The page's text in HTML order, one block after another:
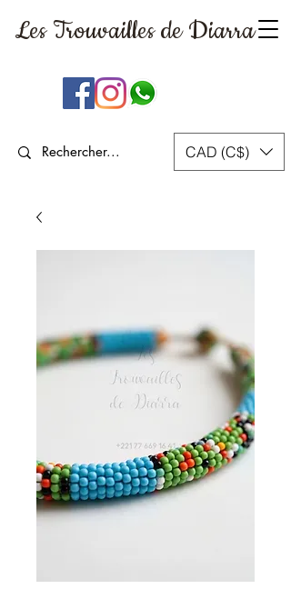
Les Trouvaillesde Diarra
CAD (C$)